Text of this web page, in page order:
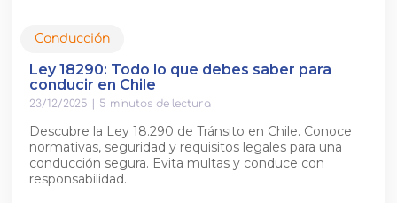
Conducción
Ley 18290: Todo lo que debes saber para
conducir en Chile
23/12/2025 5 minutos de lectura
Descubre la Ley 18.290 de Tránsito en Chile. Conoce
normativas, seguridad y requisitos legales para una
conducción segura. Evita multas y conduce con
responsabilidad.